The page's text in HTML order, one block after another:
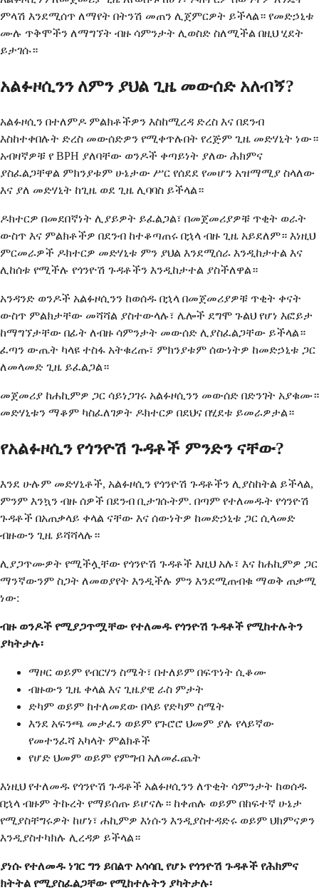
ምላሽ እንደሚሰጥ ለማየት በትንሽ መጠን ሊጀምርዎት ይችላል። የመድኃኒቱ
ሙሉ ጥቅሞችን ለማግኘት ብዙ ሳምንታት ሊወስድ ስለሚችል በዚህ ሂደት
ይታገሱ።
አልፉዞሲንን ለምን ያህል ጊዜ መውሰድ አለብኝ?
አልፉዞሲን በተለምዶ ምልክቶችዎን እስከሚረዳ ድረስ እና በደንብ
እስከተቀበሉት ድረስ መውሰድዎን የሚቀጥሉበት የረጅም ጊዜ መድሃኒት ነው።
አብዛኛዎቹ የ BPH ያለባቸው ወንዶች ቀጣይነት ያለው ሕክምና
ያስፈልጋቸዋል ምክንያቱም ሁኔታው ​​ሥር የሰደደ የመሆን አዝማሚያ ስላለው
እና ያለ መድሃኒት ከጊዜ ወደ ጊዜ ሊባባስ ይችላል።
ዶክተርዎ በመደበኛነት ሊያይዎት ይፈልጋል፣ በመጀመሪያዎቹ ጥቂት ወራት
ውስጥ እና ምልክቶችዎ በደንብ ከተቆጣጠሩ በኋላ ብዙ ጊዜ አይደለም። እነዚህ
ምርመራዎች ዶክተርዎ መድሃኒቱ ምን ያህል እንደሚሰራ እንዲከታተል እና
ሊከሰቱ የሚችሉ የጎንዮሽ ጉዳቶችን እንዲከታተል ያስችለዋል።
አንዳንድ ወንዶች አልፉዞሲንን ከወሰዱ በኋላ በመጀመሪያዎቹ ጥቂት ቀናት
ውስጥ ምልክታቸው መሻሻል ያስተውላሉ፣ ሌሎች ደግሞ ጉልህ የሆነ እፎይታ
ከማግኘታቸው በፊት ለብዙ ሳምንታት መውሰድ ሊያስፈልጋቸው ይችላል።
ፈጣን ውጤት ካላዩ ተስፋ አትቁረጡ፣ ምክንያቱም ሰውነትዎ ከመድኃኒቱ ጋር
ለመላመድ ጊዜ ይፈልጋል።
መጀመሪያ ከሐኪምዎ ጋር ሳይነጋገሩ አልፉዞሲንን መውሰድ በድንገት አያቁሙ።
መድሃኒቱን ማቆም ካስፈለገዎት ዶክተርዎ በደህና በሂደቱ ይመራዎታል።
የአልፉዞሲን የጎንዮሽ ጉዳቶች ምንድን ናቸው?
እንደ ሁሉም መድሃኒቶች, አልፉዞሲን የጎንዮሽ ጉዳቶችን ሊያስከትል ይችላል,
ምንም እንኳን ብዙ ሰዎች በደንብ ቢታገሱትም. በጣም የተለመዱት የጎንዮሽ
ጉዳቶች በአጠቃላይ ቀላል ናቸው እና ሰውነትዎ ከመድኃኒቱ ጋር ሲላመድ
ብዙውን ጊዜ ይሻሻላሉ።
ሊያጋጥሙዎት የሚችሏቸው የጎንዮሽ ጉዳቶች እዚህ አሉ፣ እና ከሐኪምዎ ጋር
ማንኛውንም ስጋት ለመወያየት እንዲችሉ ምን እንደሚጠብቁ ማወቅ ጠቃሚ
ነው:
ብዙ ወንዶች የሚያጋጥሟቸው የተለመዱ የጎንዮሽ ጉዳቶች የሚከተሉትን
ያካትታሉ፡
ማዞር ወይም የብርሃን ስሜት፣ በተለይም በፍጥነት ሲቆሙ
ብዙውን ጊዜ ቀላል እና ጊዜያዊ ራስ ምታት
ድካም ወይም ከተለመደው በላይ የድካም ስሜት
እንደ አፍንጫ መታፈን ወይም የጉሮሮ ህመም ያሉ የላይኛው
የመተንፈሻ አካላት ምልክቶች
የሆድ ህመም ወይም የምግብ አለመፈጨት
እነዚህ የተለመዱ የጎንዮሽ ጉዳቶች አልፉዞሲንን ለጥቂት ሳምንታት ከወሰዱ
በኋላ ብዙም ትኩረት የማይሰጡ ይሆናሉ። ከቀጠሉ ወይም በከፍተኛ ሁኔታ
የሚያስቸግሩዎት ከሆነ፣ ሐኪምዎ እነሱን እንዲያስተዳድሩ ወይም ህክምናዎን
እንዲያስተካክሉ ሊረዳዎ ይችላል።
ያነሱ የተለመዱ ነገር ግን ይበልጥ አሳሳቢ የሆኑ የጎንዮሽ ጉዳቶች የሕክምና
ክትትል የሚያስፈልጋቸው የሚከተሉትን ያካትታሉ፡